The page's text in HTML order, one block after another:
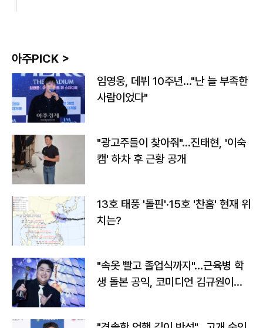
아주PICK >
임영웅, 데뷔 10주년…"난 늘 부족한
사람이었다"
"광고주들이 찾아줘"…진태현, '이숙
캠' 하차 후 근황 공개
13호 태풍 '돌핀'·15호 '찬홈' 현재 위
치는?
"속옷 빨고 졸업식까지"…근육병 학
생 돌본 공익, 코미디언 김규원이었